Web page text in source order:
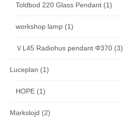
Toldbod 220 Glass Pendant (1)
workshop lamp (1)
ＶL45 Radiohus pendant Φ370 (3)
Luceplan (1)
HOPE (1)
Markslojd (2)